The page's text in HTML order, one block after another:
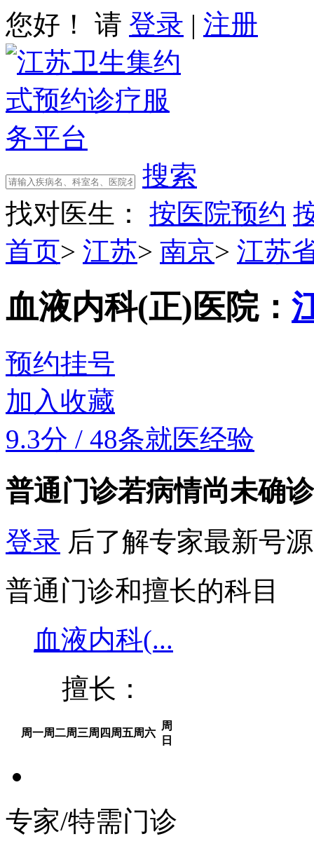
您好！ 请 登录 | 注册
搜索
找对医生：
按医院预约
首页> 江苏> 南京> 江苏
血液内科(正)医院：
预约挂号
加入收藏
9.3分 / 48条就医经验
普通门诊若病情尚未确
登录 后了解专家最新号
普通门诊和擅长的科目
血液内科(...
擅长：
周一周二周三周四 周五周六
周
日
专家/特需门诊